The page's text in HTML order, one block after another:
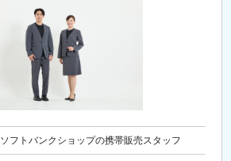
ソフトバンクショップの携帯販売スタッフ